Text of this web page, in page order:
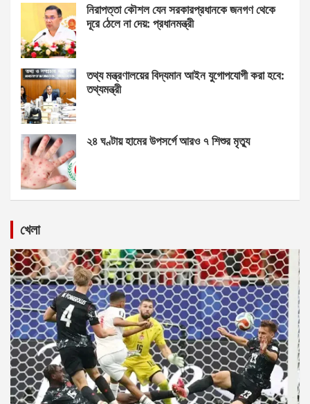
নিরাপত্তা কৌশল যেন সরকারপ্রধানকে জনগণ থেকে
দূরে ঠেলে না দেয়: প্রধানমন্ত্রী
তথ্য মন্ত্রণালয়ের বিদ্যমান আইন যুগোপযোগী করা হবে:
তথ্যমন্ত্রী
২৪ ঘণ্টায় হামের উপসর্গে আরও ৭ শিশুর মৃত্যু
খেলা